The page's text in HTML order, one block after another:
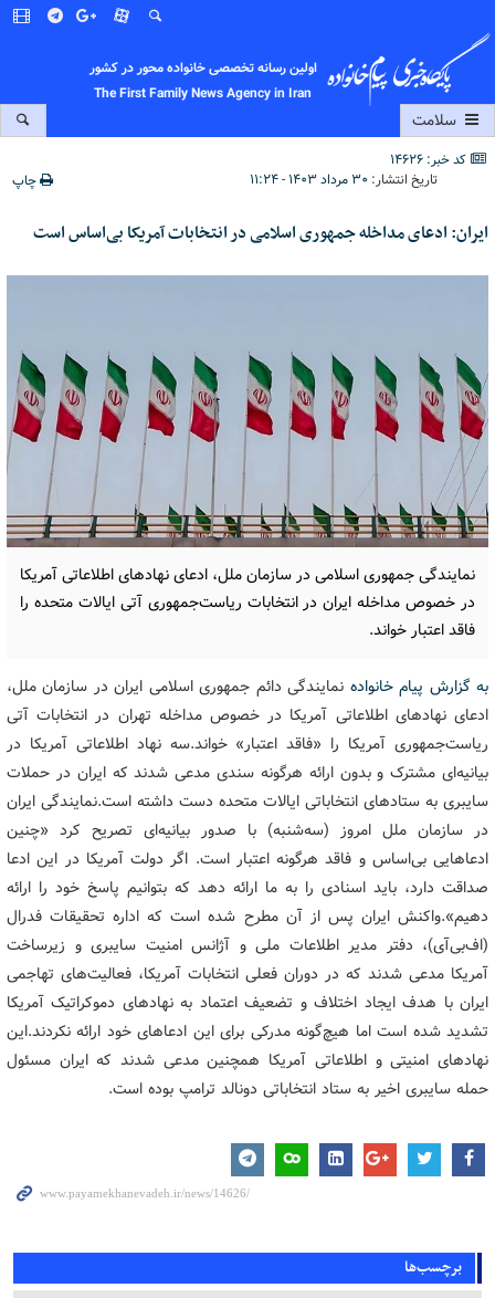
اولین رسانه تخصصی خانواده محور در کشور
The First Family News Agency in Iran
سلامت
کد خبر: 14626
تاریخ انتشار: ۳۰ مرداد ۱۴۰۳ - ۱۱:۲۴ چاپ
ایران: ادعای مداخله جمهوری اسلامی در انتخابات آمریکا بی‌اساس است
نمایندگی جمهوری اسلامی در سازمان ملل، ادعای نهادهای اطلاعاتی آمریکا
در خصوص مداخله ایران در انتخابات ریاست‌جمهوری آتی ایالات متحده را
فاقد اعتبار خواند.
به گزارش پیام خانواده نمایندگی دائم جمهوری اسلامی ایران در سازمان ملل،
ادعای نهادهای اطلاعاتی آمریکا در خصوص مداخله تهران در انتخابات آتی
ریاست‌جمهوری آمریکا را «فاقد اعتبار» خواند.سه نهاد اطلاعاتی آمریکا در
بیانیه‌ای مشترک و بدون ارائه هرگونه سندی مدعی شدند که ایران در حملات
سایبری به ستادهای انتخاباتی ایالات متحده دست داشته است.نمایندگی ایران
در سازمان ملل امروز (سه‌شنبه) با صدور بیانیه‌ای تصریح کرد «چنین
ادعاهایی بی‌اساس و فاقد هرگونه اعتبار است. اگر دولت آمریکا در این ادعا
صداقت دارد، باید اسنادی را به ما ارائه دهد که بتوانیم پاسخ خود را ارائه
دهیم».واکنش ایران پس از آن مطرح شده است که اداره تحقیقات فدرال
(اف‌بی‌آی)، دفتر مدیر اطلاعات ملی و آژانس امنیت سایبری و زیرساخت
آمریکا مدعی شدند که در دوران فعلی انتخابات آمریکا، فعالیت‌های تهاجمی
ایران با هدف ایجاد اختلاف و تضعیف اعتماد به نهادهای دموکراتیک آمریکا
تشدید شده است اما هیچ‌گونه مدرکی برای این ادعاهای خود ارائه نکردند.این
نهادهای امنیتی و اطلاعاتی آمریکا همچنین مدعی شدند که ایران مسئول
حمله سایبری اخیر به ستاد انتخاباتی دونالد ترامپ بوده است.
برچسب‌ها